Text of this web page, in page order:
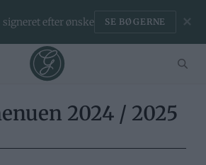
efter ønske SE BØGERNE ✕
2024 / 2025